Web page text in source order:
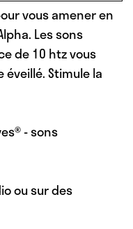
vous amener en
Les sons
de 10 htz vous
Stimule la
- sons
ou sur des